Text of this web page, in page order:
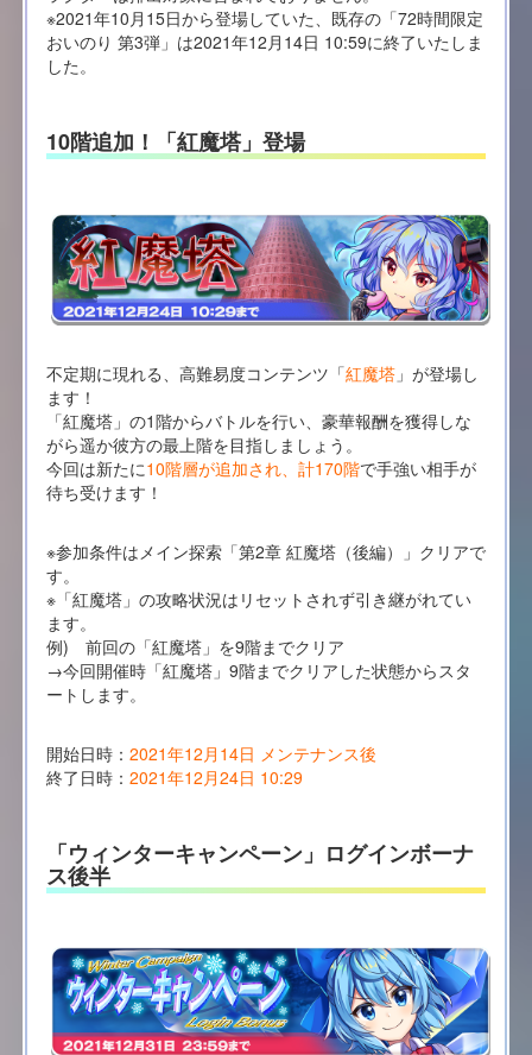
※2021年10月15日から登場していた、既存の「72時間限定
おいのり 第3弾」は2021年12月14日 10:59に終了いたしま
した。
10階追加！「紅魔塔」登場
不定期に現れる、高難易度コンテンツ「紅魔塔」が登場し
ます！
「紅魔塔」の1階からバトルを行い、豪華報酬を獲得しな
がら遥か彼方の最上階を目指しましょう。
今回は新たに10階層が追加され、計170階で手強い相手が
待ち受けます！
※参加条件はメイン探索「第2章 紅魔塔（後編）」クリアで
す。
※「紅魔塔」の攻略状況はリセットされず引き継がれてい
ます。
例) 前回の「紅魔塔」を9階までクリア
→今回開催時「紅魔塔」9階までクリアした状態からスタ
ートします。
開始日時： 2021年12月14日 メンテナンス後
終了日時： 2021年12月24日 10:29
「ウィンターキャンペーン」ログインボーナ
ス後半